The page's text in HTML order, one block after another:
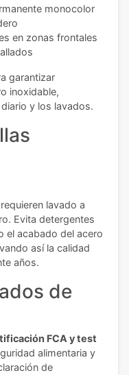
monocolor
en zonas frontales
garantizar
inoxidable,
y los lavados.
lavado a
Evita detergentes
el acabado del acero
así la calidad
años.
de
FCA y test
alimentaria y
de